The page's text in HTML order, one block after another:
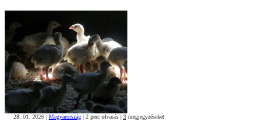
28. 01. 2026 | Magyarország | 2 perc olvasás | 3 megjegyzéseket